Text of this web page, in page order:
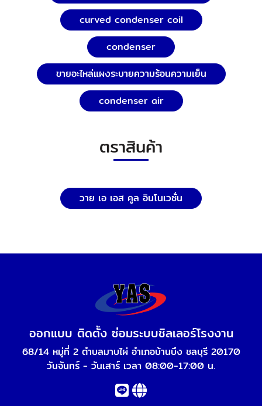
curved condenser coil
condenser
ขายอะไหล่แผงระบายความร้อนความเย็น
condenser air
ตราสินค้า
วาย เอ เอส คูล อินโนเวชั่น
ออกแบบ ติดตั้ง ซ่อมระบบชิลเลอร์โรงงาน
68/14 หมู่ที่ 2 ตำบลมาบไผ่ อำเภอบ้านบึง ชลบุรี 20170
วันจันทร์ - วันเสาร์ เวลา 08:00-17:00 น.